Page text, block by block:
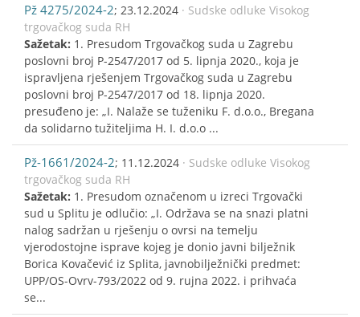
Pž 4275/2024-2; 23.12.2024 · Sudske odluke Visokog
trgovačkog suda RH
Sažetak: 1. Presudom Trgovačkog suda u Zagrebu
poslovni broj P-2547/2017 od 5. lipnja 2020., koja je
ispravljena rješenjem Trgovačkog suda u Zagrebu
poslovni broj P-2547/2017 od 18. lipnja 2020.
presuđeno je: „I. Nalaže se tuženiku F. d.o.o., Bregana
da solidarno tužiteljima H. I. d.o.o ...
Pž-1661/2024-2; 11.12.2024 · Sudske odluke Visokog
trgovačkog suda RH
Sažetak: 1. Presudom označenom u izreci Trgovački
sud u Splitu je odlučio: „I. Održava se na snazi platni
nalog sadržan u rješenju o ovrsi na temelju
vjerodostojne isprave kojeg je donio javni bilježnik
Borica Kovačević iz Splita, javnobilježnički predmet:
UPP/OS-Ovrv-793/2022 od 9. rujna 2022. i prihvaća
se...